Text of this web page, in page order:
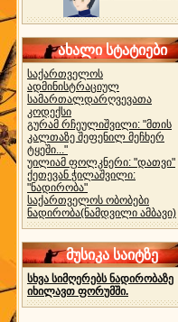
ახალი სტატიები
საქართველოს
ადმინისტრაციულ
სამართალდარღვევათა
კოდექსი
გურამ რჩეულიშვილი: "მთის
კალთაზე შეფენილ მეჩხერ
ტყეში..."
უილიამ ფოლკნერი: "დათვი"
ქეთევან ჭილაშვილი:
"ნადირობა"
საქართველოს ობობები
ნადირობა(ნამდვილი ამბავი)
მუსიკა საიტზე
სხვა სიმღერებს ნადირობაზე
იხილავთ ფორუმში.